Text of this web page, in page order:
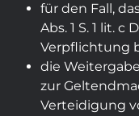
für den Fall,
Abs. 1 S. 1 lit. c
Verpflichtung
die Weitergabe
zur
Verteidigung